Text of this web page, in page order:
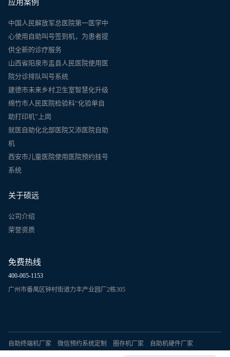
应用案例
中国人民解放军总医院第一医学中
心使用自助叫号签到机，为患者提
供全新的诊疗服务
山西省阳泉市盂县人民医院使用医
院分诊排队叫号系统
建德市未来乡村卫生室智慧化升级
绵竹市人民医院检验科“化验单自
助打印机”上岗
就医自助化北部医院又添医院自助
机
西安市儿童医院使用医院预约挂号
系统
关于硕远
公司介绍
荣誉资质
免费热线
400-005-1153
广州市番禺区钟村街道力丰产业园厂2栋305
自助终端机厂家 微信预约系统定制 圈存机厂家 自助机硬件厂家